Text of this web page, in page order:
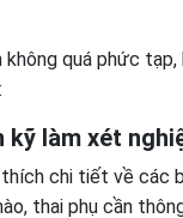
quá phức tạp,
kỹ làm xét
chi tiết về các
thai phụ cần